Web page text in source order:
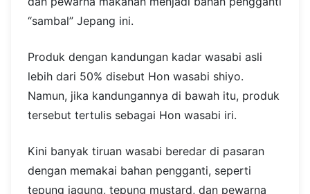
“sambal” Jepang ini.
Produk dengan kandungan kadar wasabi asli
lebih dari 50% disebut Hon wasabi shiyo.
Namun, jika kandungannya di bawah itu, produk
tersebut tertulis sebagai Hon wasabi iri.
Kini banyak tiruan wasabi beredar di pasaran
dengan memakai bahan pengganti, seperti
tepung jagung, tepung mustard, dan pewarna